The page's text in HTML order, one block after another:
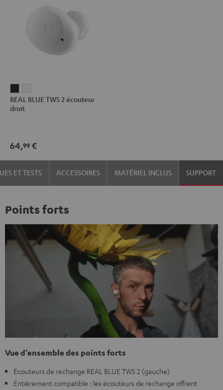
BLUE
TWS
droit
Night
Black
BLUE
droit
Pure
White
REAL BLUE TWS 2 écouteur
droit
64,99 €
ET TESTS ACCESSOIRES MATÉRIEL INCLUS SUPPORT
Points forts
Vue d’ensemble des points forts
Écouteurs de rechange REAL BLUE TWS 2 (gauche)
Entièrement compatible : les écouteurs de rechange offrent